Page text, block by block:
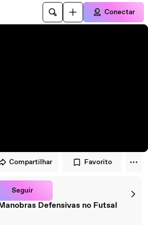
Conectar
Compartilhar Favorito
Seguir
Defensivas no Futsal